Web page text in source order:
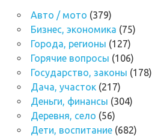
Авто / мото (379)
Бизнес, экономика (75)
Города, регионы (127)
Горячие вопросы (106)
Государство, законы (178)
Дача, участок(217)
Деньги, финансы (304)
Деревня, село (56)
Дети, воспитание(682)